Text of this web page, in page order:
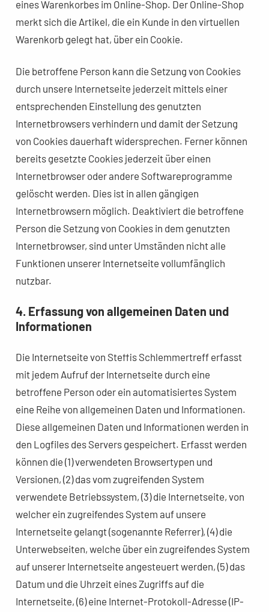
eines Warenkorbes im Online-Shop. Der Online-Shop
merkt sich die Artikel, die ein Kunde in den virtuellen
Warenkorb gelegt hat, über ein Cookie.
Die betroffene Person kann die Setzung von Cookies
durch unsere Internetseite jederzeit mittels einer
entsprechenden Einstellung des genutzten
Internetbrowsers verhindern und damit der Setzung
von Cookies dauerhaft widersprechen. Ferner können
bereits gesetzte Cookies jederzeit über einen
Internetbrowser oder andere Softwareprogramme
gelöscht werden. Dies ist in allen gängigen
Internetbrowsern möglich. Deaktiviert die betroffene
Person die Setzung von Cookies in dem genutzten
Internetbrowser, sind unter Umständen nicht alle
Funktionen unserer Internetseite vollumfänglich
nutzbar.
4. Erfassung von allgemeinen Daten und
Informationen
Die Internetseite von Steffis Schlemmertreff erfasst
mit jedem Aufruf der Internetseite durch eine
betroffene Person oder ein automatisiertes System
eine Reihe von allgemeinen Daten und Informationen.
Diese allgemeinen Daten und Informationen werden in
den Logfiles des Servers gespeichert. Erfasst werden
können die (1) verwendeten Browsertypen und
Versionen, (2) das vom zugreifenden System
verwendete Betriebssystem, (3) die Internetseite, von
welcher ein zugreifendes System auf unsere
Internetseite gelangt (sogenannte Referrer), (4) die
Unterwebseiten, welche über ein zugreifendes System
auf unserer Internetseite angesteuert werden, (5) das
Datum und die Uhrzeit eines Zugriffs auf die
Internetseite, (6) eine Internet-Protokoll-Adresse (IP-